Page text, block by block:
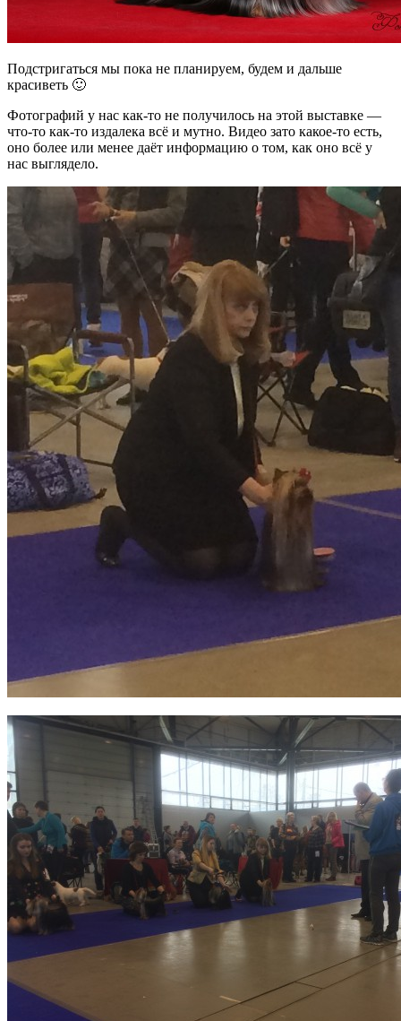
Подстригаться мы пока не планируем, будем и дальше
красиветь 🙂
Фотографий у нас как-то не получилось на этой выставке —
что-то как-то издалека всё и мутно. Видео зато какое-то есть,
оно более или менее даёт информацию о том, как оно всё у
нас выглядело.